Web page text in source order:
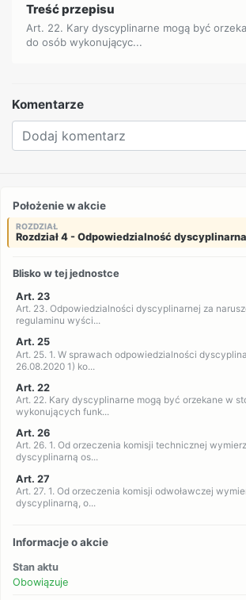
Treść przepisu
Art. 22. Kary dyscyplinarne mogą być
do osób wykonującyc...
Komentarze
Położenie w akcie
ROZDZIAŁ
Rozdział 4 - Odpowiedzialność dyscyplinarna
Blisko w tej jednostce
Art. 23
Art. 23. Odpowiedzialności dyscyplinarnej za
regulaminu wyści...
Art. 25
Art. 25. 1. W sprawach odpowiedzialności
26.08.2020 1) ko...
Art. 22
Art. 22. Kary dyscyplinarne mogą być orzekane w
wykonujących funk...
Art. 26
Art. 26. 1. Od orzeczenia komisji technicznej
dyscyplinarną os...
Art. 27
Art. 27. 1. Od orzeczenia komisji odwoławczej
dyscyplinarną, o...
Informacje o akcie
Stan aktu
Obowiązuje